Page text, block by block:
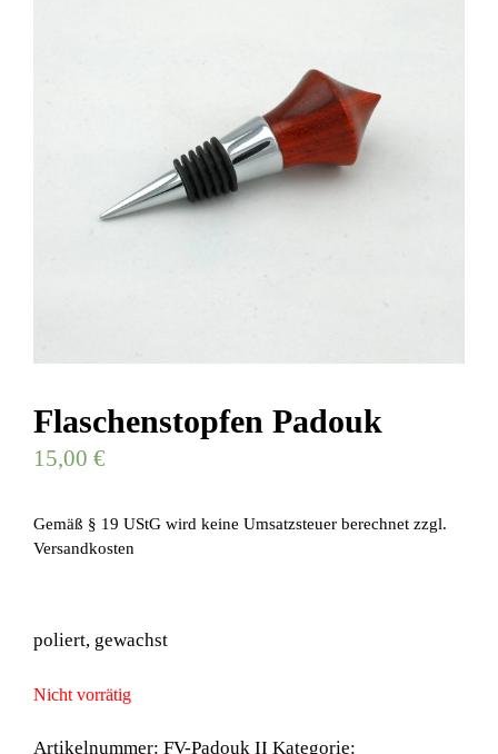
Flaschenstopfen Padouk
15,00 €
Gemäß § 19 UStG wird keine Umsatzsteuer berechnet zzgl.
Versandkosten
poliert, gewachst
Nicht vorrätig
Artikelnummer: FV-Padouk II Kategorie: